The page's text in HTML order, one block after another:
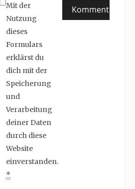
Mit der
Nutzung
dieses
Formulars
erklärst du
dich mit der
Speicherung
und
Verarbeitung
deiner Daten
durch diese
Website
einverstanden.
*